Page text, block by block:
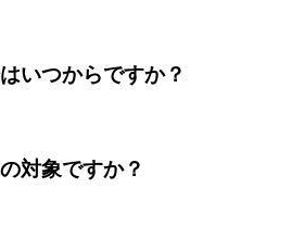
いつからですか？
対象ですか？